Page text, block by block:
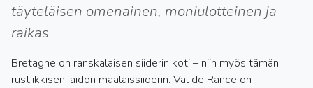
täyteläisen omenainen, moniulotteinen ja
raikas
Bretagne on ranskalaisen siiderin koti – niin myös tämän
rustiikkisen, aidon maalaissiiderin. Val de Rance on